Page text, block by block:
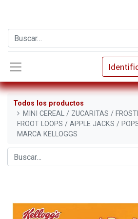
Todos los productos
MINI CEREAL / ZUCARITAS /
FROOT LOOPS / APPLE JACKS /
MARCA KELLOGGS